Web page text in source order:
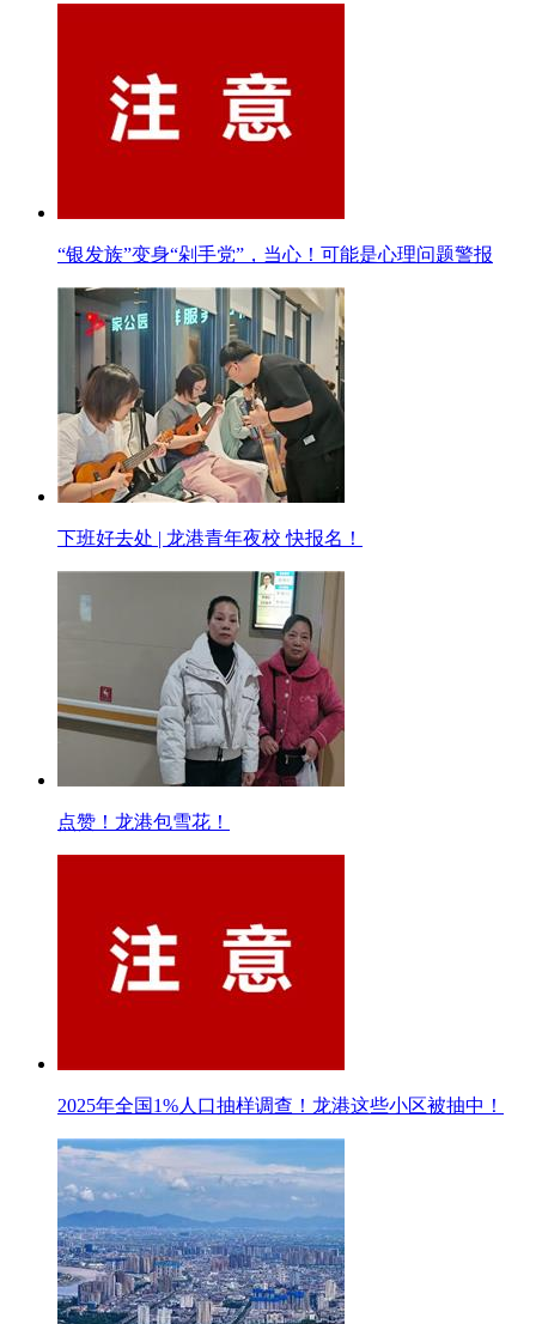
“银发族”变身“剁手党”，当心！可能是心理问题警报
下班好去处 | 龙港青年夜校 快报名！
点赞！龙港包雪花！
2025年全国1%人口抽样调查！龙港这些小区被抽中！